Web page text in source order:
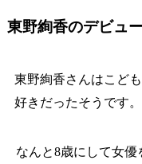
東野絢香のデビュ
東野絢香さんはこど
好きだったそうです。
なんと8歳にして女